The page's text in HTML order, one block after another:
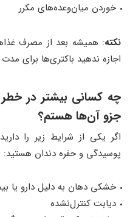
خوردن میان‌وعده‌های مکرر
نکته: همیشه بعد از مصرف
اجازه ندهید باکتری‌ها برای
چه کسانی بیشتر در
جزو آن‌ها هستم؟
اگر یکی از شرایط زیر را
پوسیدگی و حفره دندان هستید:
خشکی دهان به دلیل دارو یا
دیابت کنترل‌نشده